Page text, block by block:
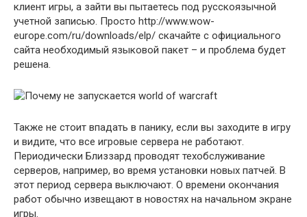
клиент игры, а зайти вы пытаетесь под русскоязычной
учетной записью. Просто http://www.wow-
europe.com/ru/downloads/elp/ скачайте с официального
сайта необходимый языковой пакет – и проблема будет
решена.
Также не стоит впадать в панику, если вы заходите в игру
и видите, что все игровые сервера не работают.
Периодически Близзард проводят техобслуживание
серверов, например, во время установки новых патчей. В
этот период сервера выключают. О времени окончания
работ обычно извещают в новостях на начальном экране
игры.